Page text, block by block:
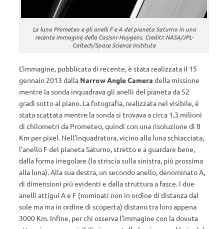
La luna Prometeo e gli anelli F e A del pianeta Saturno in una
recente immagine della Casisni-Huygens. Crediti: NASA/JPL-
Caltech/Space Science Institute
L’immagine, pubblicata di recente, è stata realizzata il 15
gennaio 2013 dalla Narrow Angle Camera della missione
mentre la sonda inquadrava gli anelli del pianeta da 52
gradi sotto al piano. La fotografia, realizzata nel visibile, è
stata scattata mentre la sonda si trovava a circa 1,3 milioni
di chilometri da Prometeo, quindi con una risoluzione di 8
Km per pixel. Nell’inquadratura, vicino alla luna schiacciata,
l’anello F del pianeta Saturno, stretto e a guardare bene,
dalla forma irregolare (la striscia sulla sinistra, più prossima
alla luna). Alla sua destra, un secondo anello, denominato A,
di dimensioni più evidenti e dalla struttura a fasce. I due
anelli attigui A e F (nominati non in ordine di distanza dal
sole ma ma in ordine di scoperta) distano tra loro appena
3000 Km. Infine, per chi osserva l’immagine con la dovuta